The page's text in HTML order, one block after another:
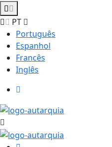
PT
Português
Espanhol
Francês
Inglês